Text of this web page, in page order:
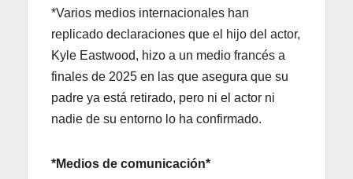
*Varios medios internacionales han
replicado declaraciones que el hijo del actor,
Kyle Eastwood, hizo a un medio francés a
finales de 2025 en las que asegura que su
padre ya está retirado, pero ni el actor ni
nadie de su entorno lo ha confirmado.
*Medios de comunicación*